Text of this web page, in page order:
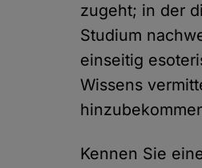
zugeht; in der
Studium
einseitig
Wissens
Kennen Sie